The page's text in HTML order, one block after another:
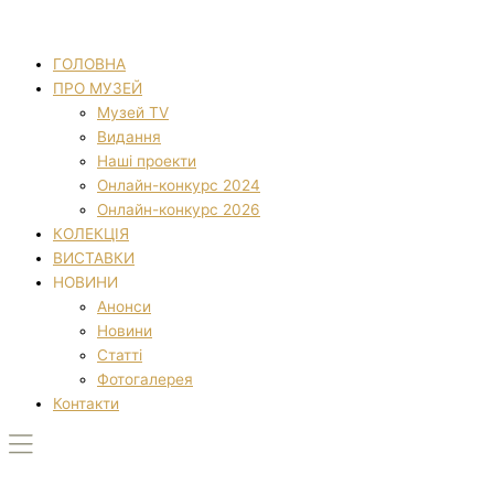
ГОЛОВНА
ПРО МУЗЕЙ
Музей TV
Видання
Наші проекти
Онлайн-конкурс 2024
Онлайн-конкурс 2026
КОЛЕКЦІЯ
ВИСТАВКИ
НОВИНИ
Анонси
Новини
Статті
Фотогалерея
Контакти